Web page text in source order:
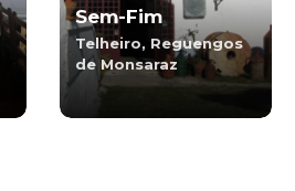
Sem-Fim
Telheiro, Reguengos
de Monsaraz